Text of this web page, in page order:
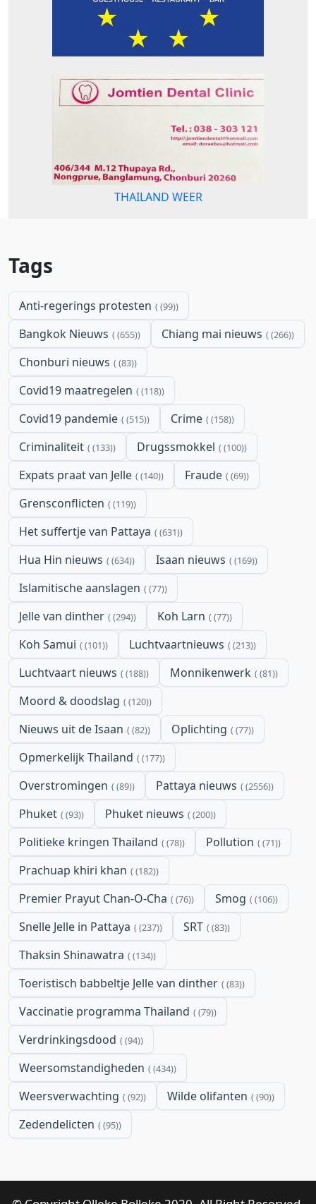
THAILAND WEER
Tags
Anti-regerings protesten (99)
Bangkok Nieuws (655) Chiang mai nieuws (266)
Chonburi nieuws (83)
Covid19 maatregelen (118)
Covid19 pandemie (515) Crime (158)
Criminaliteit (133) Drugssmokkel (100)
Expats praat van Jelle (140) Fraude (69)
Grensconflicten (119)
Het suffertje van Pattaya (631)
Hua Hin nieuws (634) Isaan nieuws (169)
Islamitische aanslagen (77)
Jelle van dinther (294) Koh Larn (77)
Koh Samui (101) Luchtvaartnieuws (213)
Luchtvaart nieuws (188) Monnikenwerk (81)
Moord & doodslag (120)
Nieuws uit de Isaan (82) Oplichting (77)
Opmerkelijk Thailand (177)
Overstromingen (89) Pattaya nieuws (2556)
Phuket (93) Phuket nieuws (200)
Politieke kringen Thailand (78) Pollution (71)
Prachuap khiri khan (182)
Premier Prayut Chan-O-Cha (76) Smog (106)
Snelle Jelle in Pattaya (237) SRT (83)
Thaksin Shinawatra (134)
Toeristisch babbeltje Jelle van dinther (83)
Vaccinatie programma Thailand (79)
Verdrinkingsdood (94)
Weersomstandigheden (434)
Weersverwachting (92) Wilde olifanten (90)
Zedendelicten (95)